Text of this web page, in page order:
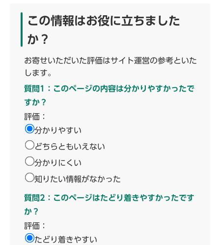
この情報はお役に立ちました
か？
お寄せいただいた評価はサイト運営の参考といた
します。
質問1：このページの内容は分かりやすかったで
すか？
評価：
分かりやすい
どちらともいえない
分かりにくい
知りたい情報がなかった
質問2：このページはたどり着きやすかったです
か？
評価：
たどり着きやすい